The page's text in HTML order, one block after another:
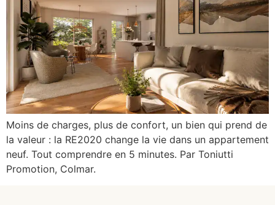
Moins de charges, plus de confort, un bien qui prend de
la valeur : la RE2020 change la vie dans un appartement
neuf. Tout comprendre en 5 minutes. Par Toniutti
Promotion, Colmar.